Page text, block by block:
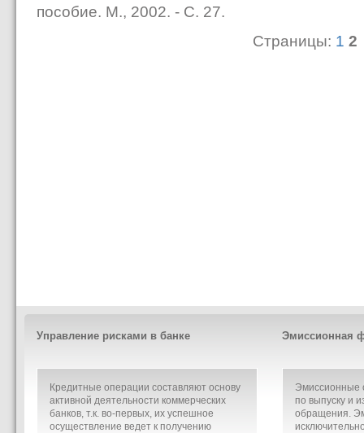
пособие. М., 2002. - С. 27.
Страницы: 1 2
Управление рисками в банке
Кредитные операции составляют основу
активной деятельности коммерческих
банков, т.к. во-первых, их успешное
осуществление ведет к получению
Эмиссионная
Эмиссионные
по выпуску и
обращения.